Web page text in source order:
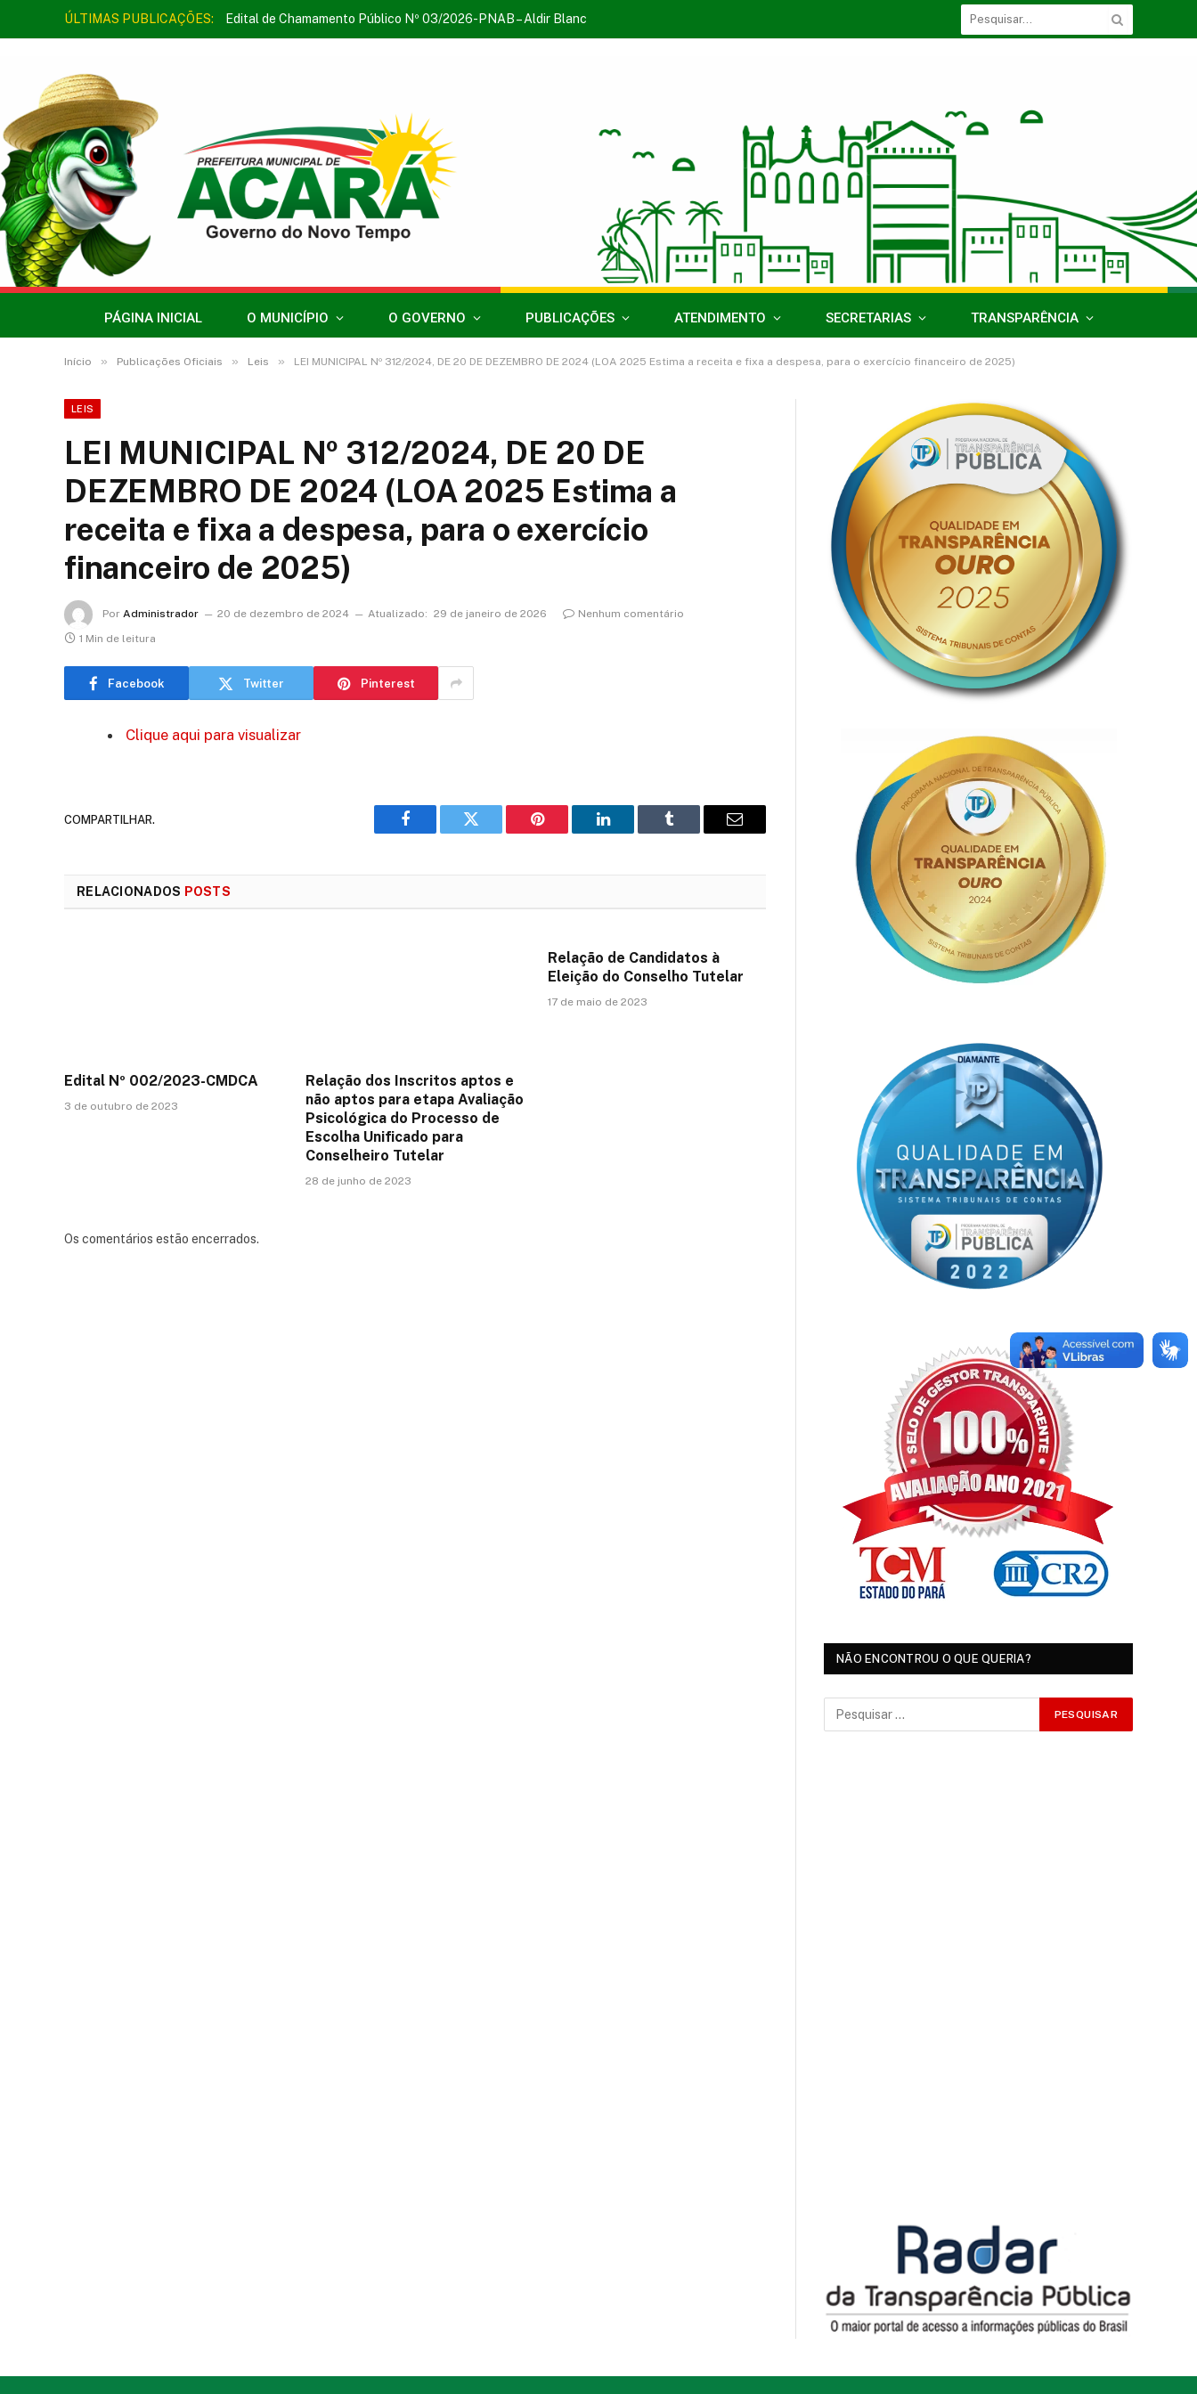
ÚLTIMAS PUBLICAÇÕES: Edital de Chamamento Público Nº 03/2026-PNAB – Aldir Blanc
PÁGINA INICIAL O MUNICÍPIO O GOVERNO PUBLICAÇÕES ATENDIMENTO SECRETARIAS TRANSPARÊNCIA
Início » Publicações Oficiais » Leis » LEI MUNICIPAL Nº 312/2024, DE 20 DE DEZEMBRO DE 2024 (LOA 2025 Estima a receita e fixa a despesa, para o exercício financeiro de 2025)
LEIS
LEI MUNICIPAL Nº 312/2024, DE 20 DE
DEZEMBRO DE 2024 (LOA 2025 Estima a
receita e fixa a despesa, para o exercício
financeiro de 2025)
Por Administrador 20 de dezembro de 2024 Atualizado: 29 de janeiro de 2026
Nenhum comentário
1 Min de leitura
Facebook Twitter Pinterest
Clique aqui para visualizar
COMPARTILHAR.
Facebook Twitter Pinterest LinkedIn Tumblr
E-
RELACIONADOS POSTS
Edital Nº 002/2023-CMDCA
3 de outubro de 2023
Relação dos Inscritos aptos e
não aptos para etapa Avaliação
Psicológica do Processo de
Escolha Unificado para
Conselheiro Tutelar
28 de junho de 2023
Relação de Candidatos à
Eleição do Conselho Tutelar
17 de maio de 2023
Os comentários estão encerrados.
NÃO ENCONTROU O QUE QUERIA?